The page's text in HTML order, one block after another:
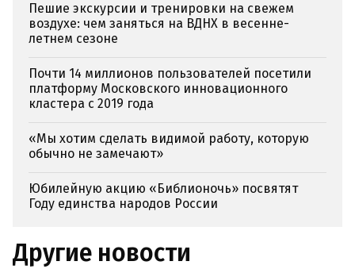
Пешие экскурсии и тренировки на свежем
воздухе: чем заняться на ВДНХ в весенне-
летнем сезоне
Почти 14 миллионов пользователей посетили
платформу Московского инновационного
кластера с 2019 года
«Мы хотим сделать видимой работу, которую
обычно не замечают»
Юбилейную акцию «Библионочь» посвятят
Году единства народов России
Другие новости